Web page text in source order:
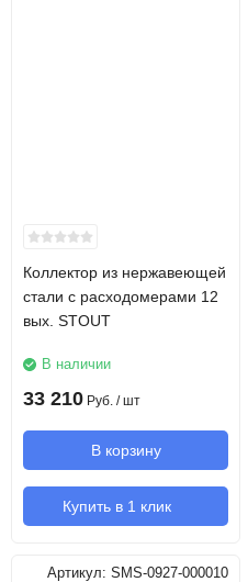
Коллектор из нержавеющей
стали с расходомерами 12
вых. STOUT
В наличии
33 210 Руб. / шт
В корзину
Купить в 1 клик
Артикул: SMS-0927-000010